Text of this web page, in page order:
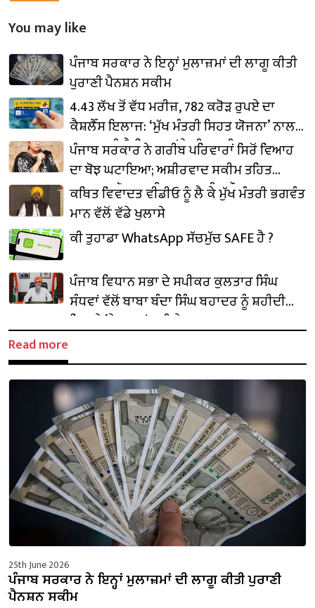
You may like
ਪੰਜਾਬ ਸਰਕਾਰ ਨੇ ਇਨ੍ਹਾਂ ਮੁਲਾਜ਼ਮਾਂ ਦੀ ਲਾਗੂ ਕੀਤੀ
ਪੁਰਾਣੀ ਪੈਨਸ਼ਨ ਸਕੀਮ
4.43 ਲੱਖ ਤੋਂ ਵੱਧ ਮਰੀਜ਼, 782 ਕਰੋੜ ਰੁਪਏ ਦਾ
ਕੈਸ਼ਲੈੱਸ ਇਲਾਜ: ‘ਮੁੱਖ ਮੰਤਰੀ ਸਿਹਤ ਯੋਜਨਾ’ ਨਾਲ
ਬਦਲ ਰਹੀ ਹੈ ਸਿਹਤ ਢਾਂਚੇ ਦੀ ਤਸਵੀਰ
ਪੰਜਾਬ ਸਰਕਾਰ ਨੇ ਗਰੀਬ ਪਰਿਵਾਰਾਂ ਸਿਰੋਂ ਵਿਆਹ
ਦਾ ਬੋਝ ਘਟਾਇਆ; ਅਸ਼ੀਰਵਾਦ ਸਕੀਮ ਤਹਿਤ
₹16.74 ਕਰੋੜ ਜਾਰੀ: ਡਾ. ਬਲਜੀਤ ਕੌਰ
ਕਥਿਤ ਵਿਵਾਦਤ ਵੀਡੀਓ ਨੂੰ ਲੈ ਕੇ ਮੁੱਖ ਮੰਤਰੀ ਭਗਵੰਤ
ਮਾਨ ਵੱਲੋਂ ਵੱਡੇ ਖੁਲਾਸੇ
ਕੀ ਤੁਹਾਡਾ WhatsApp ਸੱਚਮੁੱਚ SAFE ਹੈ ?
ਪੰਜਾਬ ਵਿਧਾਨ ਸਭਾ ਦੇ ਸਪੀਕਰ ਕੁਲਤਾਰ ਸਿੰਘ
ਸੰਧਵਾਂ ਵੱਲੋਂ ਬਾਬਾ ਬੰਦਾ ਸਿੰਘ ਬਹਾਦਰ ਨੂੰ ਸ਼ਹੀਦੀ
ਦਿਹਾੜੇ ’ਤੇ ਸ਼ਰਧਾਂਜਲੀ ਭੇਟ
Read more
25th June 2026
ਪੰਜਾਬ ਸਰਕਾਰ ਨੇ ਇਨ੍ਹਾਂ ਮੁਲਾਜ਼ਮਾਂ ਦੀ ਲਾਗੂ ਕੀਤੀ ਪੁਰਾਣੀ
ਪੈਨਸ਼ਨ ਸਕੀਮ